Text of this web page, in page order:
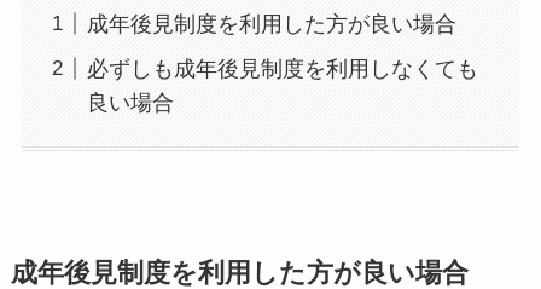
成年後見制度を利用した方が良い場合
必ずしも成年後見制度を利用しなくても
良い場合
成年後見制度を利用した方が良い場合